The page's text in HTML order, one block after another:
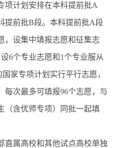
项计划安排在本科提前批A
提前批B段。本科提前批A段
，设集中填报志愿和征集志
6个专业志愿和1个专业服从
家专项计划实行平行志愿，
每次最多可填报96个志愿，与
（含优师专项）同批一起填
属高校和其他试点高校单独